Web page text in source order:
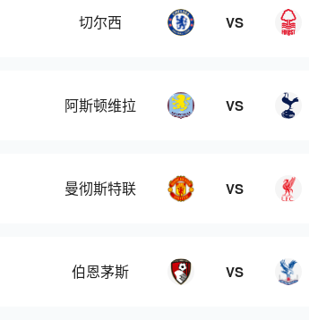
切尔西 VS
阿斯顿维拉 VS
曼彻斯特联 VS
伯恩茅斯 VS